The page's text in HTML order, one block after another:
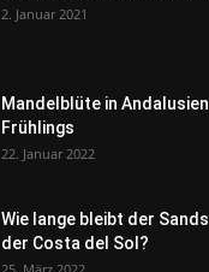
2. Januar 2021
Mandelblüte in
Frühlings
22. Januar 2022
Wie lange bleibt der
der Costa del Sol?